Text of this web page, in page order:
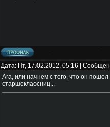
Дата: Пт, 17.02.2012, 05:16 |
Ага, или начнем с того, что он
старшеклассниц...